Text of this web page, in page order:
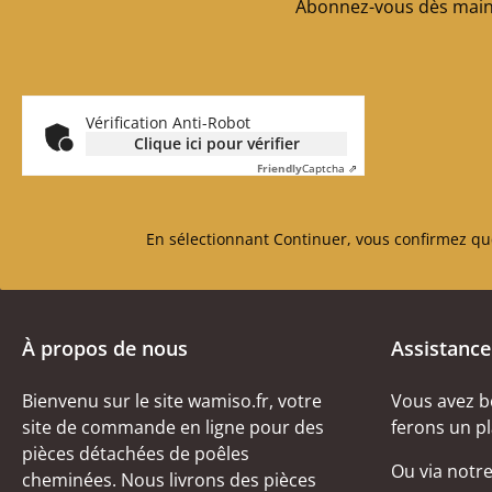
Abonnez-vous dès
Vérification Anti-Robot
Clique ici pour vérifier
FriendlyCaptcha ⇗
En sélectionnant Continuer, vous confirmez
À propos de nous
Bienvenu sur le site wamiso.fr, votre
site de commande en ligne pour des
pièces détachées de poêles
cheminées. Nous livrons des pièces
Vous avez
ferons un
Ou via notre